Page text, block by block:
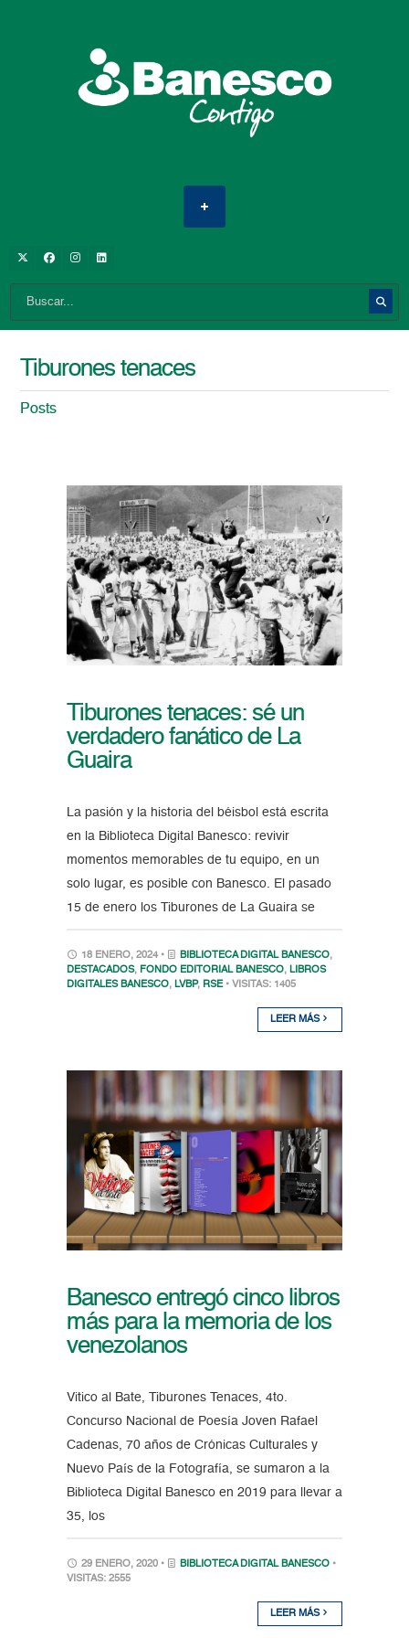
Tiburones tenaces
Posts
Tiburones tenaces: sé un
verdadero fanático de La
Guaira
La pasión y la historia del béisbol está escrita
en la Biblioteca Digital Banesco: revivir
momentos memorables de tu equipo, en un
solo lugar, es posible con Banesco. El pasado
15 de enero los Tiburones de La Guaira se
18 ENERO, 2024 • BIBLIOTECA DIGITAL BANESCO,
DESTACADOS, FONDO EDITORIAL BANESCO, LIBROS
DIGITALES BANESCO, LVBP, RSE • VISITAS: 1405
LEER MÁS
Banesco entregó cinco libros
más para la memoria de los
venezolanos
Vitico al Bate, Tiburones Tenaces, 4to.
Concurso Nacional de Poesía Joven Rafael
Cadenas, 70 años de Crónicas Culturales y
Nuevo País de la Fotografía, se sumaron a la
Biblioteca Digital Banesco en 2019 para llevar a
35, los
29 ENERO, 2020 • BIBLIOTECA DIGITAL BANESCO •
VISITAS: 2555
LEER MÁS